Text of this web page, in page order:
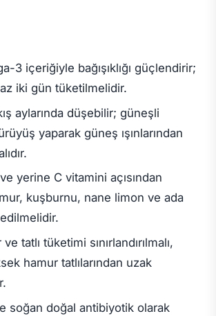
3 içeriğiyle bağışıklığı güçlendirir;
iki gün tüketilmelidir.
aylarında düşebilir; güneşli
yaparak güneş ışınlarından
yerine C vitamini açısından
kuşburnu, nane limon ve ada
tatlı tüketimi sınırlandırılmalı,
hamur tatlılarından uzak
soğan doğal antibiyotik olarak